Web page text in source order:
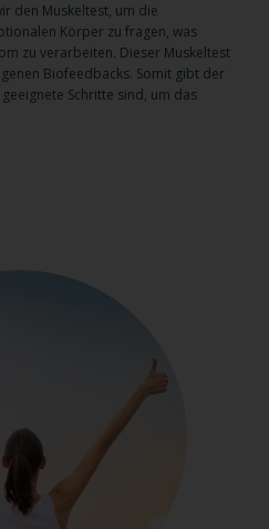
den Muskeltest, um die
Körper zu fragen, was
zu verarbeiten. Dieser Muskeltest
Biofeedbacks. Somit gibt der
Schritte sind, um das